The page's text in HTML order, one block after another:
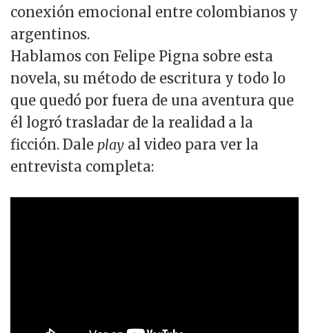
conexión emocional entre colombianos y
argentinos.
Hablamos con Felipe Pigna sobre esta
novela, su método de escritura y todo lo
que quedó por fuera de una aventura que
él logró trasladar de la realidad a la
ficción. Dale play al video para ver la
entrevista completa: